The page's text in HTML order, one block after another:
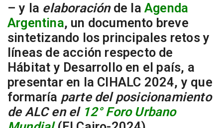
– y la elaboraciónde laAgenda
Argentina, un documento breve
sintetizando los principales retos y
líneas de acción respecto de
Hábitat y Desarrollo en el país, a
presentar en la CIHALC 2024, y que
formaría parte del posicionamiento
de ALC en el 12° Foro Urbano